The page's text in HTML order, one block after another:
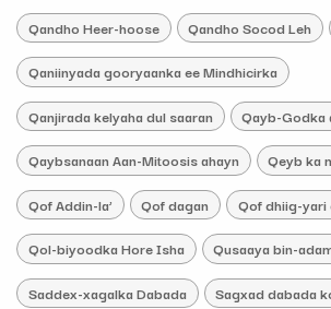
Qandho Heer-hoose Qandho Socod Leh
Qaniinyada gooryaanka ee Mindhicirka
Qanjirada kelyaha dul saaran Qayb-Godka
Qaybsanaan Aan-Mitoosis ahayn Qeyb ka
Qof Addin-la’ Qof dagan Qof dhiig-yari
Qol-biyoodka Hore Isha Qusaaya bin-
Saddex-xagalka Dabada Sagxad dabada